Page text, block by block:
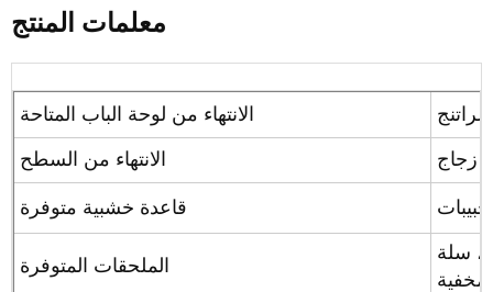
معلمات المنتج
الانتهاء من لوحة الباب المتاحة
الانتهاء من السطح / زجاج
قاعدة خشبية متوفرة
الملحقات المتوفرة
سلة
مخفية